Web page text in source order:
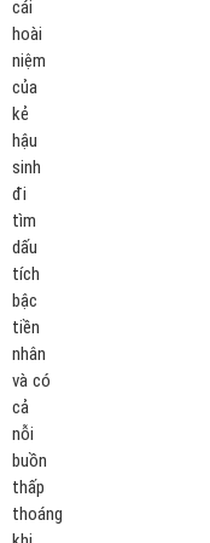
cái
hoài
niệm
của
kẻ
hậu
sinh
đi
tìm
dấu
tích
bậc
tiền
nhân
và có
cả
nỗi
buồn
thấp
thoáng